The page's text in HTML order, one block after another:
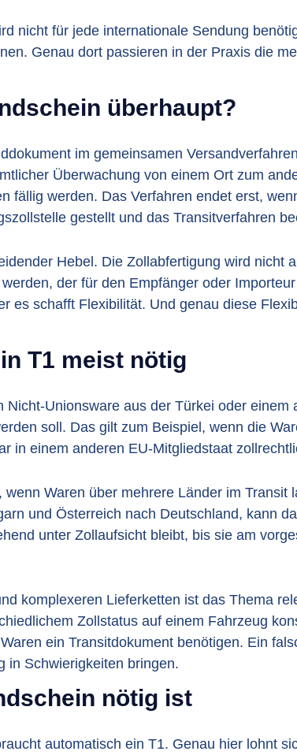
nicht für jede internationale Sendung
Genau dort passieren in der Praxis die
überhaupt?
im gemeinsamen
Überwachung von einem Ort zum
fällig werden. Das Verfahren endet erst,
gestellt und das Transitverfahren
Hebel. Die Zollabfertigung wird nicht
der für den Empfänger oder
es schafft Flexibilität. Und genau diese
T1 meist nötig
Nicht-Unionsware aus der Türkei oder einem
soll. Das gilt zum Beispiel, wenn die
in einem anderen EU-Mitgliedstaat
Waren über mehrere Länder im Transit
und Österreich nach Deutschland, kann
unter Zollaufsicht bleibt, bis sie am
komplexeren Lieferketten ist das Thema
Zollstatus auf einem Fahrzeug
ein Transitdokument benötigen. Ein
in Schwierigkeiten bringen.
nötig ist
automatisch ein T1. Genau hier lohnt